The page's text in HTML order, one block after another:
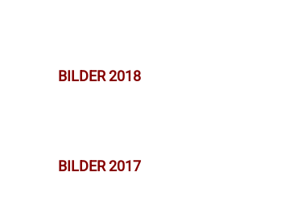
BILDER 2018
BILDER 2017